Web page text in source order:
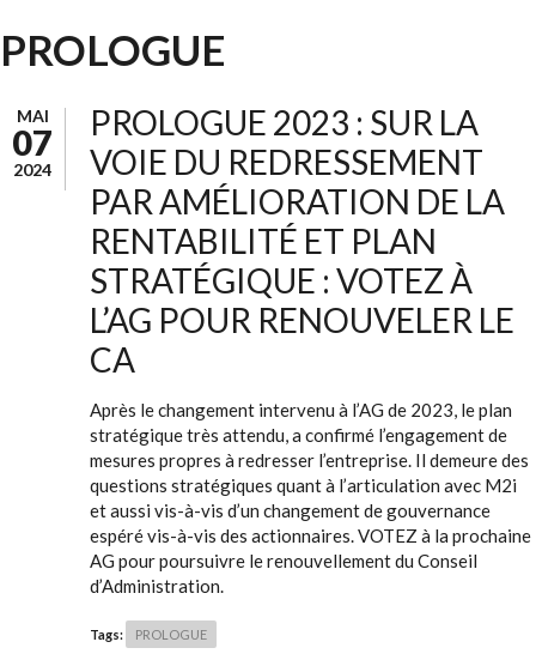
PROLOGUE
MAI
07
2024
PROLOGUE 2023 : SUR LA
VOIE DU REDRESSEMENT
PAR AMÉLIORATION DE LA
RENTABILITÉ ET PLAN
STRATÉGIQUE : VOTEZ À
L’AG POUR RENOUVELER LE
CA
Après le changement intervenu à l’AG de 2023, le plan
stratégique très attendu, a confirmé l’engagement de
mesures propres à redresser l’entreprise. Il demeure des
questions stratégiques quant à l’articulation avec M2i
et aussi vis-à-vis d’un changement de gouvernance
espéré vis-à-vis des actionnaires. VOTEZ à la prochaine
AG pour poursuivre le renouvellement du Conseil
d’Administration.
Tags: PROLOGUE